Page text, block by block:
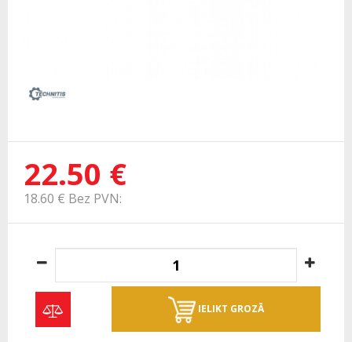
22.50 €
18.60 € Bez PVN:
IELIKT GROZĀ